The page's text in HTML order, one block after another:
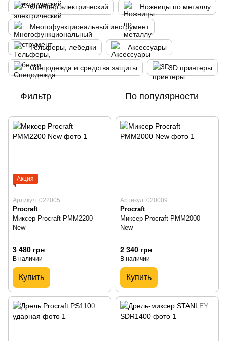
Степлер электрический Ножницы по металлу
Многофункциональный инструмент
Тельферы, лебедки Аксессуары
Спецодежда и средства защиты 3D принтеры
Фильтр По популярности
Акция
Артикул: 022005
Procraft
Миксер Procraft PMM2200
New
3 480 грн
В наличии
Купить
Артикул: 020009
Procraft
Миксер Procraft PMM2000
New
2 340 грн
В наличии
Купить